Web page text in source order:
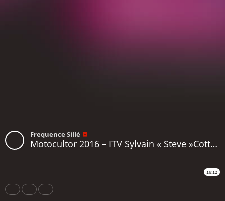
Frequence Sillé
Motocultor 2016 – ITV Sylvain « Steve »Cotté – Guitariste du groupe Gang
16:12
Share